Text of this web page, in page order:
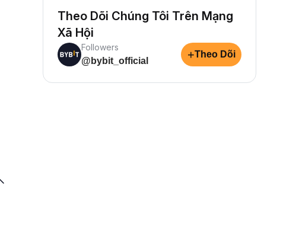
Theo Dõi Chúng Tôi Trên Mạng
Xã Hội
Followers
@bybit_official
+Theo Dõi